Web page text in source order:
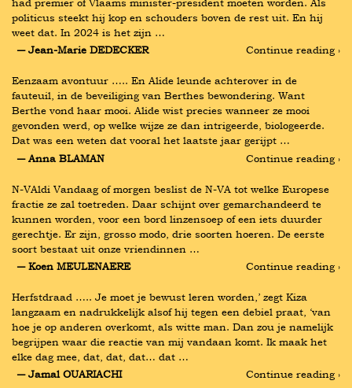
politicus steekt hij kop en schouders boven de rest uit. En hij
weet dat. In 2024 is het zijn …
― Jean-Marie DEDECKER
Continue reading ›
Eenzaam avontuur ….. En Alide leunde achterover in de
fauteuil, in de beveiliging van Berthes bewondering. Want
Berthe vond haar mooi. Alide wist precies wanneer ze mooi
gevonden werd, op welke wijze ze dan intrigeerde, biologeerde.
Dat was een weten dat vooral het laatste jaar gerijpt …
― Anna BLAMAN
Continue reading ›
N-VAldi Vandaag of morgen beslist de N-VA tot welke Europese
fractie ze zal toetreden. Daar schijnt over gemarchandeerd te
kunnen worden, voor een bord linzensoep of een iets duurder
gerechtje. Er zijn, grosso modo, drie soorten hoeren. De eerste
soort bestaat uit onze vriendinnen …
― Koen MEULENAERE
Continue reading ›
Herfstdraad ….. Je moet je bewust leren worden,’ zegt Kiza
langzaam en nadrukkelijk alsof hij tegen een debiel praat, ‘van
hoe je op anderen overkomt, als witte man. Dan zou je namelijk
begrijpen waar die reactie van mij vandaan komt. Ik maak het
elke dag mee, dat, dat, dat… dat …
― Jamal OUARIACHI
Continue reading ›